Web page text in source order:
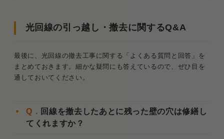
光回線の引っ越し・撤去に関するQ&A
最後に、光回線の撤去工事に関する「よくある質問と回答」を
まとめておきます。細かな疑問にも答えているので、ぜひ目を
通しておいてください。
Q． 回線を撤去したあとに残った壁の穴は修繕し
てくれますか？